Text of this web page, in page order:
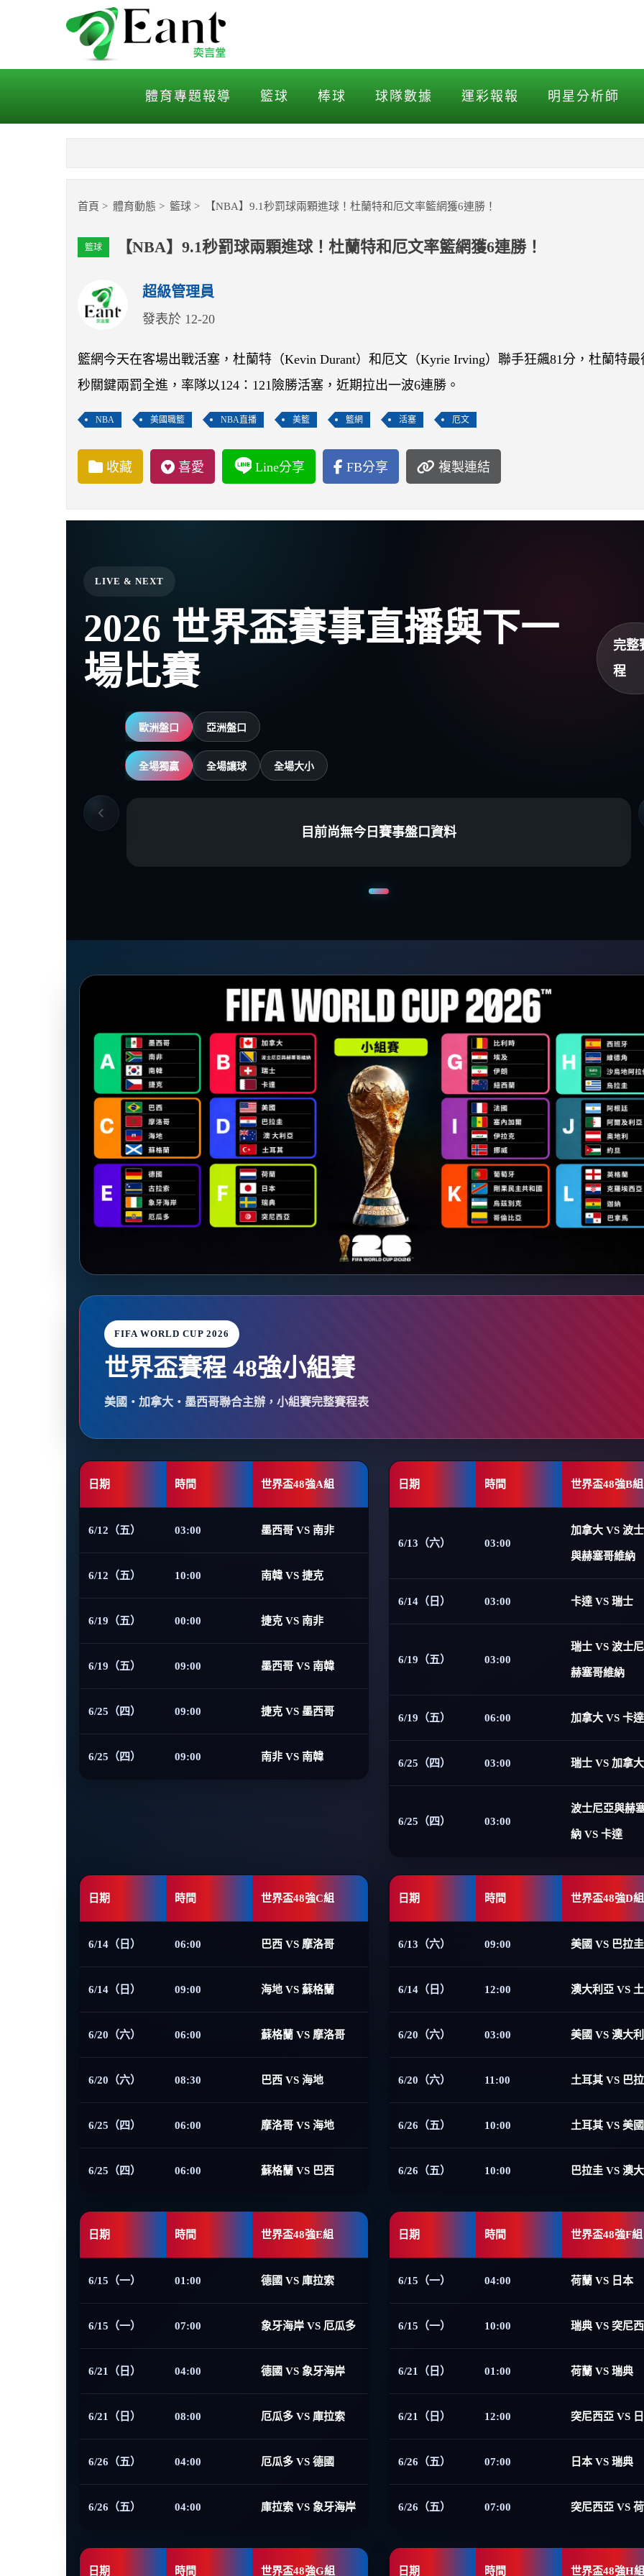
【NBA】9.1秒罰球兩顆進球！杜蘭特和厄文率籃網獲6
體育專題報導 籃球 棒球 球隊數據 運彩報報 明星分析師
首頁 體育動態 籃球 【NBA】9.1秒罰球兩顆進球！杜蘭特和厄文率籃網獲6連勝！
籃球 【NBA】9.1秒罰球兩顆進球！杜蘭特和厄文率籃網獲6連勝！
超級管理員
發表於 12-20
籃網今天在客場出戰活塞，杜蘭特（Kevin Durant）和厄文（Kyrie Irving）聯手狂飆81分，杜蘭特最
秒關鍵兩罰全進，率隊以124：121險勝活塞，近期拉出一波6連勝。
NBA 美國職籃 NBA直播 美籃 籃網 活塞 厄文
收藏 喜愛 Line分享 FB分享 複製連結
LIVE & NEXT
2026 世界盃賽事直播與下一
場比賽
完整
程
歐洲盤口 亞洲盤口
全場獨贏 全場讓球 全場大小
目前尚無今日賽事盤口資料
FIFA WORLD CUP 2026
世界盃賽程 48強小組賽
美國・加拿大・墨西哥聯合主辦，小組賽完整賽程表
日期 時間 世界盃48強A組
6/12（五） 03:00 墨西哥 VS 南非
6/12（五） 10:00 南韓 VS 捷克
6/19（五） 00:00 捷克 VS 南非
6/19（五） 09:00 墨西哥 VS 南韓
6/25（四） 09:00 捷克 VS 墨西哥
6/25（四） 09:00 南非 VS 南韓
日期 時間 世界盃48強B組
6/13（六） 03:00
加拿大 VS 波
與赫塞哥維納
6/14（日） 03:00 卡達 VS 瑞士
6/19（五） 03:00
瑞士 VS 波士
赫塞哥維納
6/19（五） 06:00 加拿大 VS 卡達
6/25（四） 03:00 瑞士 VS 加拿大
6/25（四） 03:00
波士尼亞與赫
納 VS 卡達
日期 時間 世界盃48強C組
6/14（日） 06:00 巴西 VS 摩洛哥
6/14（日） 09:00 海地 VS 蘇格蘭
6/20（六） 06:00 蘇格蘭 VS 摩洛哥
6/20（六） 08:30 巴西 VS 海地
6/25（四） 06:00 摩洛哥 VS 海地
6/25（四） 06:00 蘇格蘭 VS 巴西
日期 時間 世界盃48強D組
6/13（六） 09:00 美國 VS 巴拉圭
6/14（日） 12:00 澳大利亞 VS
6/20（六） 03:00 美國 VS 澳大
6/20（六） 11:00 土耳其 VS 巴
6/26（五） 10:00 土耳其 VS 美國
6/26（五） 10:00 巴拉圭 VS 澳
日期 時間 世界盃48強E組
6/15（一） 01:00 德國 VS 庫拉索
6/15（一） 07:00 象牙海岸 VS 厄瓜多
6/21（日） 04:00 德國 VS 象牙海岸
6/21（日） 08:00 厄瓜多 VS 庫拉索
6/26（五） 04:00 厄瓜多 VS 德國
6/26（五） 04:00 庫拉索 VS 象牙海岸
日期 時間 世界盃48強F組
6/15（一） 04:00 荷蘭 VS 日本
6/15（一） 10:00 瑞典 VS 突尼
6/21（日） 01:00 荷蘭 VS 瑞典
6/21（日） 12:00 突尼西亞 VS
6/26（五） 07:00 日本 VS 瑞典
6/26（五） 07:00 突尼西亞 VS
日期 時間 世界盃48強G組 日期 時間 世界盃48強H組